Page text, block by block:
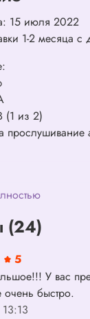
15 июля 2022
1-2 месяца с
(1 из 2)
(24)
5
У вас
быстро.